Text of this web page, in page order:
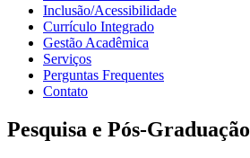
Inclusão/Acessibilidade
Currículo Integrado
Gestão Acadêmica
Serviços
Perguntas Frequentes
Contato
Pesquisa e Pós-Graduação